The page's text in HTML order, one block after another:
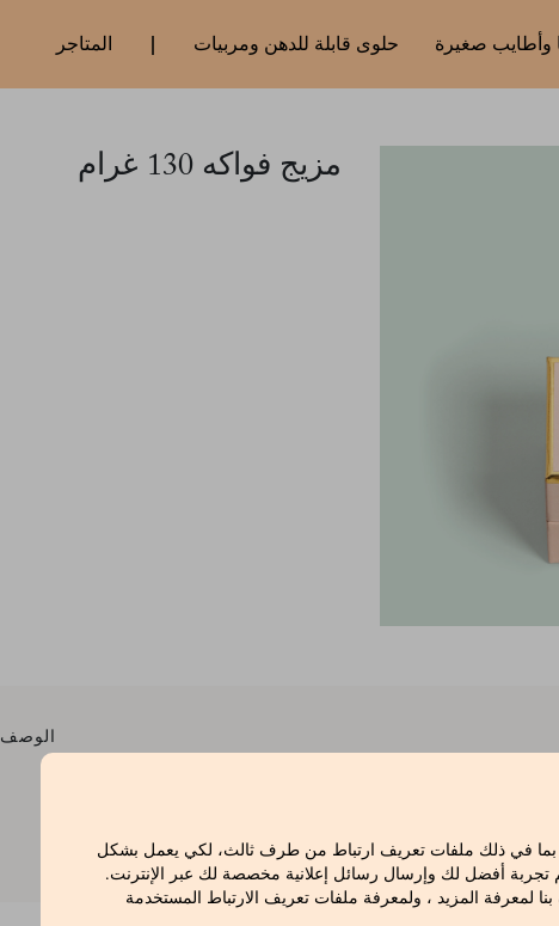
بما في ذلك ملفات تعريف ارتباط من طرف ثالث، لكي يعمل بشكل
تجربة أفضل لك وإرسال رسائل إعلانية مخصصة لك عبر الإنترنت.
بنا لمعرفة المزيد ، ولمعرفة ملفات تعريف الارتباط المستخدمة
وأطايب صغيرة حلوى قابلة للدهن ومربيات المتاجر
مزيج فواكه 130 غرام
الوصف
من الألوان الصناعية. تمتع كذلك بنكهات الفاكهة الواضحة في هذا